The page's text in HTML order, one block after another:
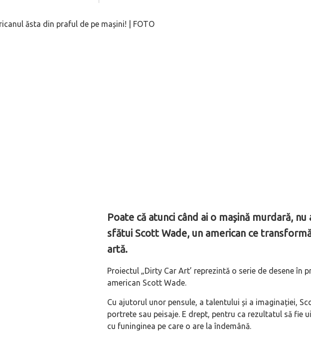
Poate că atunci când ai o mașină murdară,
sfătui Scott Wade, un american ce
artă.
Proiectul „Dirty Car Art’ reprezintă o serie de desene în
american Scott Wade.
Cu ajutorul unor pensule, a talentului și a imaginației,
portrete sau peisaje. E drept, pentru ca rezultatul să fie
cu funinginea pe care o are la îndemână.